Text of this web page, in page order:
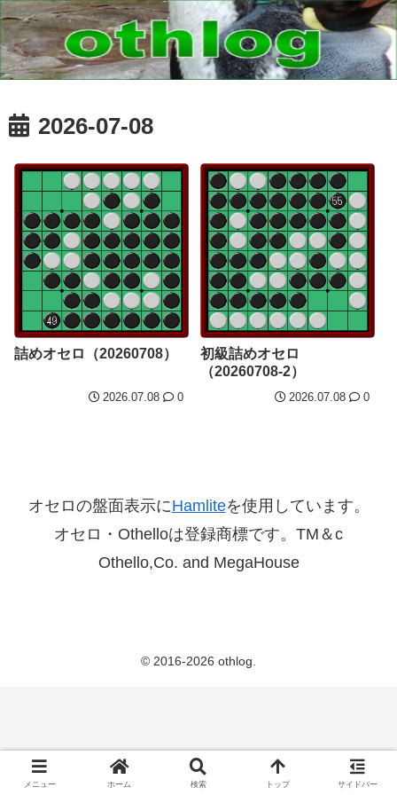
2026-07-08
詰めオセロ（20260708）
2026.07.08 0
初級詰めオセロ
（20260708-2）
2026.07.08 0
オセロの盤面表示にHamliteを使用しています。
オセロ・Othelloは登録商標です。TM＆c
Othello,Co. and MegaHouse
© 2016-2026 othlog.
メニュー ホーム 検索 トップ サイドバー